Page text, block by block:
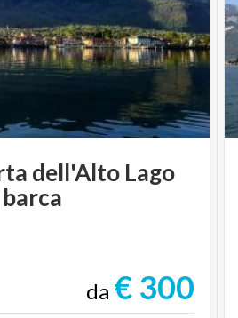
dell'Alto Lago
barca
da € 300